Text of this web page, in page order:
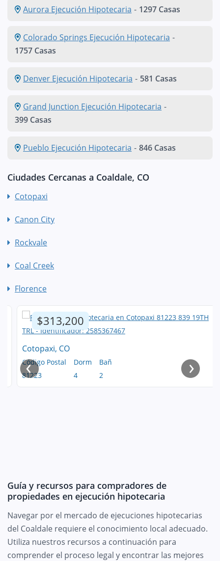
Aurora Ejecución Hipotecaria - 1297 Casas
Colorado Springs Ejecución Hipotecaria -
1757 Casas
Denver Ejecución Hipotecaria - 581 Casas
Grand Junction Ejecución Hipotecaria -
399 Casas
Pueblo Ejecución Hipotecaria - 846 Casas
Ciudades Cercanas a Coaldale, CO
Cotopaxi
Canon City
Rockvale
Coal Creek
Florence
$313,200
Cotopaxi, CO
Código Postal
81223
Dorm
Bañ
‹ ›
Guía y recursos para compradores de
propiedades en ejecución hipotecaria
Navegar por el mercado de ejecuciones hipotecarias
del Coaldale requiere el conocimiento local adecuado.
Utiliza nuestros recursos a continuación para
comprender el proceso legal y encontrar las mejores